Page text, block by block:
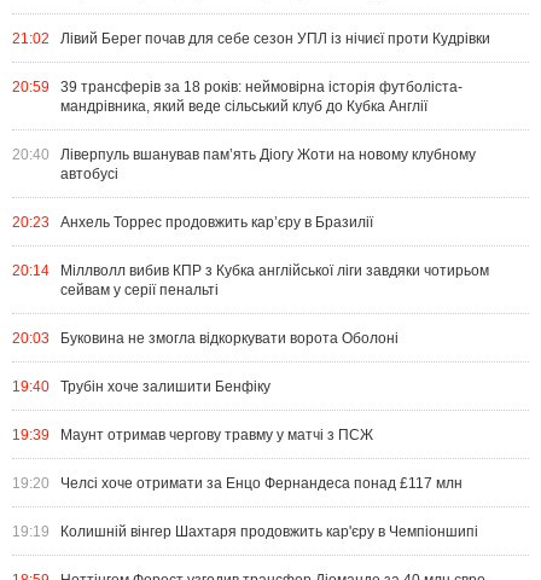
21:02 Лівий Берег почав для себе сезон УПЛ із нічиєї проти Кудрівки
20:59
39 трансферів за 18 років: неймовірна історія футболіста-
мандрівника, який веде сільський клуб до Кубка Англії
20:40
Ліверпуль вшанував пам’ять Діогу Жоти на новому клубному
автобусі
20:23 Анхель Торрес продовжить кар’єру в Бразилії
20:14
Міллволл вибив КПР з Кубка англійської ліги завдяки чотирьом
сейвам у серії пенальті
20:03 Буковина не змогла відкоркувати ворота Оболоні
19:40 Трубін хоче залишити Бенфіку
19:39 Маунт отримав чергову травму у матчі з ПСЖ
19:20 Челсі хоче отримати за Енцо Фернандеса понад £117 млн
19:19 Колишній вінгер Шахтаря продовжить кар'єру в Чемпіоншипі